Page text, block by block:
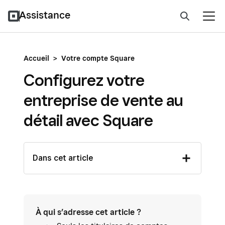
Assistance
Accueil > Votre compte Square
Configurez votre
entreprise de vente au
détail avec Square
Dans cet article
À qui s’adresse cet article ?